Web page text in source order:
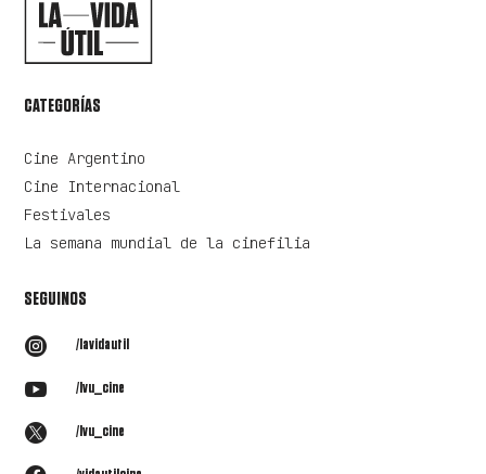
CATEGORÍAS
Cine Argentino
Cine Internacional
Festivales
La semana mundial de la cinefilia
SEGUINOS
 /lavidautil
 /lvu_cine
 /lvu_cine